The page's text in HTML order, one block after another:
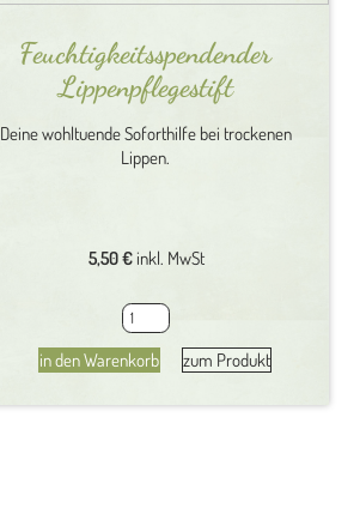
Feuchtigkeitsspendender
Lippenpflegestift
Deine wohltuende Soforthilfe bei trockenen
Lippen.
5,50€inkl. MwSt
Feuchtigkeitsspendender
Lippenpflegestift
Menge
in den Warenkorb zum Produkt